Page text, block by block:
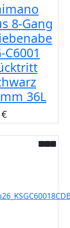
8-Gang
C6001
36L